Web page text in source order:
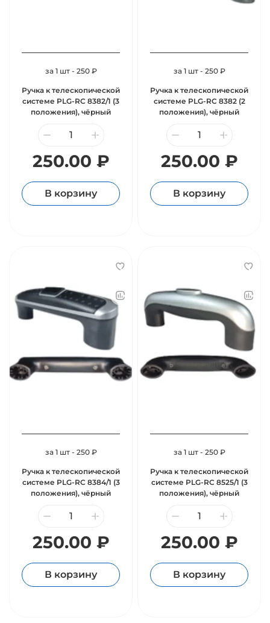
за 1 шт - 250 ₽
Ручка к телескопической
системе PLG-RC 8382/1 (3
положения), чёрный
250.00 ₽
В корзину
за 1 шт - 250 ₽
Ручка к телескопической
системе PLG-RC 8382 (2
положения), чёрный
250.00 ₽
В корзину
за 1 шт - 250 ₽
Ручка к телескопической
системе PLG-RC 8384/1 (3
положения), чёрный
250.00 ₽
В корзину
за 1 шт - 250 ₽
Ручка к телескопической
системе PLG-RC 8525/1 (3
положения), чёрный
250.00 ₽
В корзину